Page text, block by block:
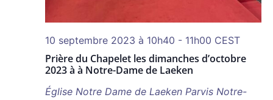
Prière du Chapelet les dimanches d’octobre
2023 à à Notre-Dame de Laeken
10 septembre 2023 à 10h40 - 11h00 CEST
Église Notre Dame de Laeken Parvis Notre-